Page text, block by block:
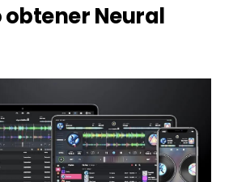
obtener Neural